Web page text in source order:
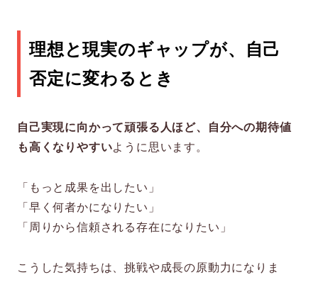
理想と現実のギャップが、自己
否定に変わるとき
自己実現に向かって頑張る人ほど、自分への期待値
も高くなりやすいように思います。
「もっと成果を出したい」
「早く何者かになりたい」
「周りから信頼される存在になりたい」
こうした気持ちは、挑戦や成長の原動力になりま